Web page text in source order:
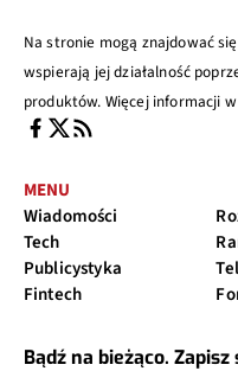
Na stronie mogą znajdować
wspierają jej działalność
produktów. Więcej informacji w
MENU
Wiadomości
Tech
Publicystyka
Fintech
Bądź na bieżąco.